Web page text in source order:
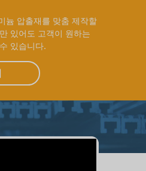
늄 압출재를 맞춤 제작할
있어도 고객이 원하는
있습니다.